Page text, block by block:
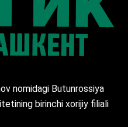
nomidagi Butunrossiya
birinchi xorijiy filiali